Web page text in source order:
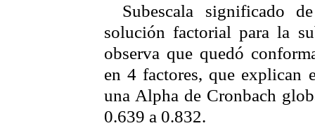
Subescala significado
solución factorial para la
observa que quedó
en 4 factores, que explican
una Alpha de Cronbach
0.639 a 0.832.